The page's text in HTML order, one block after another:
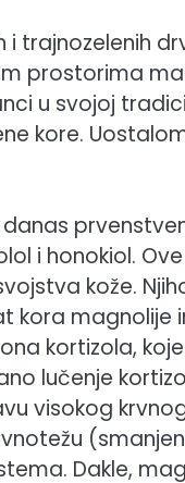
trajnozelenih
prostorima
u svojoj
kore.
i honokiol.
kože.
kora magnolije
kortizola,
lučenje
visokog
Dakle,